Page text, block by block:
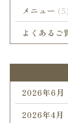
メニュー
よくあるご
2026年6月
2026年4月